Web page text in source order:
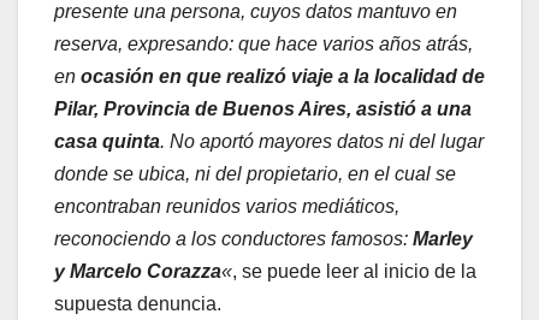
presente una persona, cuyos datos mantuvo en
reserva, expresando: que hace varios años atrás,
en ocasión en que realizó viaje a la localidad de
Pilar, Provincia de Buenos Aires, asistió a una
casa quinta. No aportó mayores datos ni del lugar
donde se ubica, ni del propietario, en el cual se
encontraban reunidos varios mediáticos,
reconociendo a los conductores famosos: Marley
y Marcelo Corazza«, se puede leer al inicio de la
supuesta denuncia.